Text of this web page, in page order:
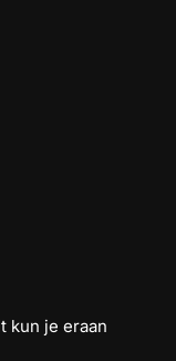
kun je eraan